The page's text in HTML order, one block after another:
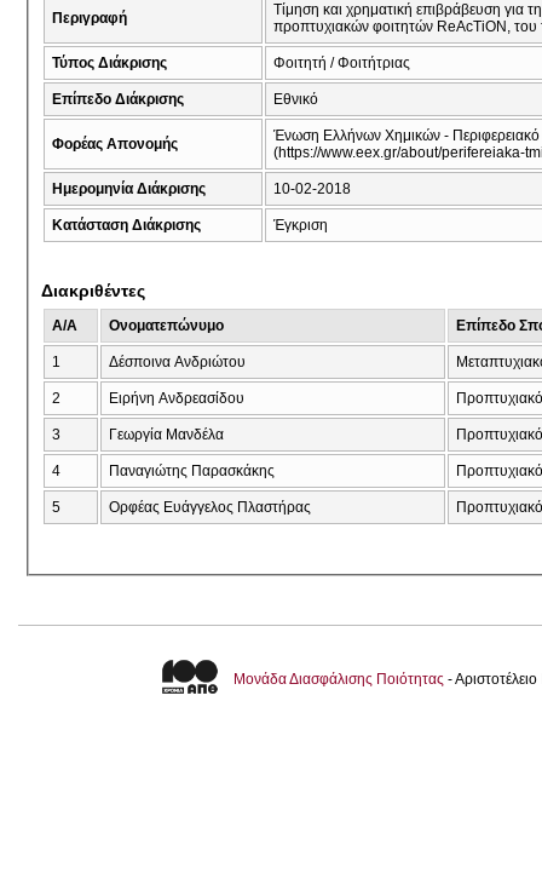
Περιγραφή
Τίμηση και χρηματική επιβράβευση για
προπτυχιακών φοιτητών ReAcTiON,
Τύπος Διάκρισης Φοιτητή / Φοιτήτριας
Επίπεδο Διάκρισης Εθνικό
Φορέας Απονομής
Ένωση Ελλήνων Χημικών - Περιφερειακό
(https://www.eex.gr/about/perifereiaka-
Ημερομηνία Διάκρισης 10-02-2018
Κατάσταση Διάκρισης Έγκριση
Διακριθέντες
A/A Ονοματεπώνυμο Επίπεδο
1 Δέσποινα Ανδριώτου
2 Ειρήνη Ανδρεασίδου
3 Γεωργία Μανδέλα
4 Παναγιώτης Παρασκάκης
5 Ορφέας Ευάγγελος Πλαστήρας
Μονάδα Διασφάλισης Ποιότητας -